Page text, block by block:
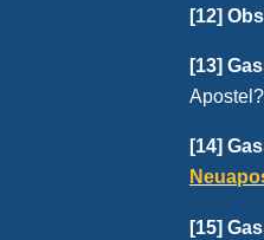
[12]
[13]
[14]
[15]